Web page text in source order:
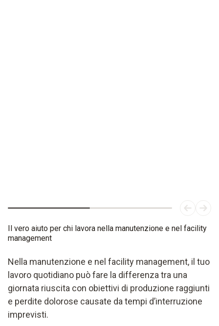
Il vero aiuto per chi lavora nella manutenzione e nel facility
management
Nella manutenzione e nel facility management, il tuo
lavoro quotidiano può fare la differenza tra una
giornata riuscita con obiettivi di produzione raggiunti
e perdite dolorose causate da tempi d’interruzione
imprevisti.